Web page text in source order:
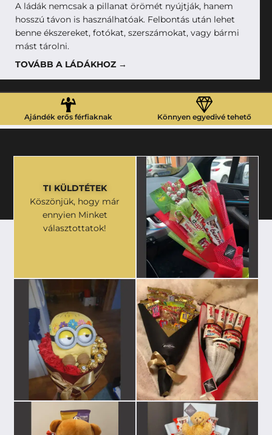
A ládák nemcsak a pillanat örömét nyújtják, hanem
hosszú távon is használhatóak. Felbontás után lehet
benne ékszereket, fotókat, szerszámokat, vagy bármi
mást tárolni.
TOVÁBB A LÁDÁKHOZ →
Ajándék erős férfiaknak Könnyen egyedivé tehető
TI KÜLDTÉTEK
Köszönjük, hogy már
ennyien Minket
választottatok!